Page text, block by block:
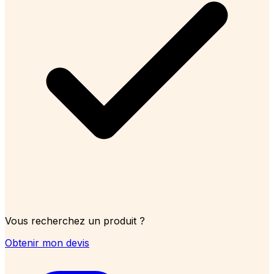
Vous recherchez un produit ?
Obtenir mon devis